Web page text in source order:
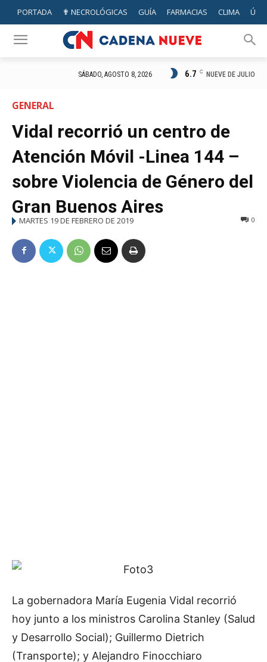
PORTADA ✟ NECROLÓGICAS GUÍA FARMACIAS CLIMA
SÁBADO, AGOSTO 8, 2026 6.7 C NUEVE DE JULIO
GENERAL
Vidal recorrió un centro de
Atención Móvil -Linea 144 –
sobre Violencia de Género del
Gran Buenos Aires
MARTES 19 DE FEBRERO DE 2019 0
La gobernadora María Eugenia Vidal recorrió
hoy junto a los ministros Carolina Stanley (Salud
y Desarrollo Social); Guillermo Dietrich
(Transporte); y Alejandro Finocchiaro